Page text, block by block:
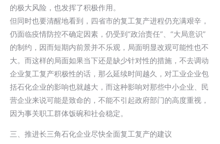
的极大风险，也发挥了积极作用。
但同时也要清醒地看到，四省市的复工复产进程仍充满艰辛，
仍面临疫情防控不确定因素，仍受到“政治责任”、“大局意识”
的制约，因而短期内前景并不乐观，局面明显改观可能性也不
大。而这样的局面如果当下还是缺少针对性的措施，不去调动
企业复工复产积极性的话，那么延续时间越久，对工业企业包
括石化企业的影响也就越大，而这种影响对那些中小企业、民
营企业来说可能是致命的，不能不引起政府部门的高度重视，
因为事关职工群体饭碗和社会稳定。
三、推进长三角石化企业尽快全面复工复产的建议